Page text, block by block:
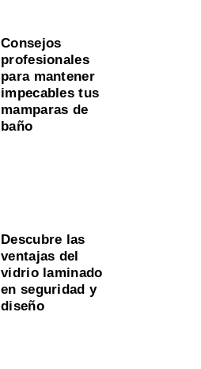
Consejos
profesionales
para mantener
impecables tus
mamparas de
baño
Descubre las
ventajas del
vidrio laminado
en seguridad y
diseño